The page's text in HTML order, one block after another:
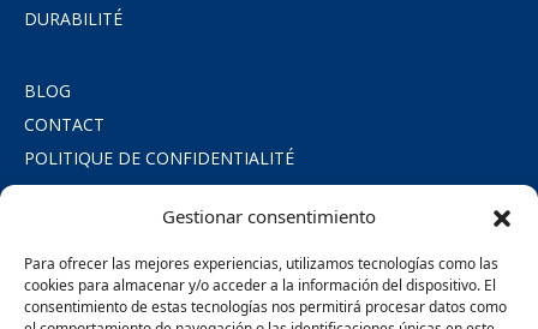
Gestionar consentimiento
Para ofrecer las mejores experiencias, utilizamos tecnologías como las
cookies para almacenar y/o acceder a la información del dispositivo. El
consentimiento de estas tecnologías nos permitirá procesar datos como
DURABILITÉ
BLOG
CONTACT
POLITIQUE DE CONFIDENTIALITÉ
POLITIQUE DE COOKIES
MENTIONS LÉGALES
ENGAGEMENT SOCIAL